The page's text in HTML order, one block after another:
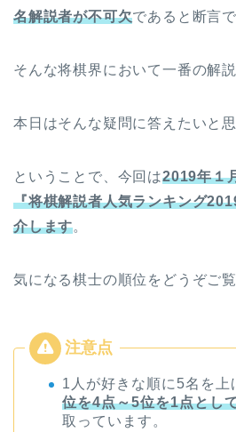
名解説者が不可欠であると断言で
そんな将棋界において一番の解
本日はそんな疑問に答えたいと思
ということで、今回は2019年１
『将棋解説者人気ランキング
介します。
気になる棋士の順位をどうぞご
1人が好きな順に5名を上
位を4点～5位を1点とし
取っています。